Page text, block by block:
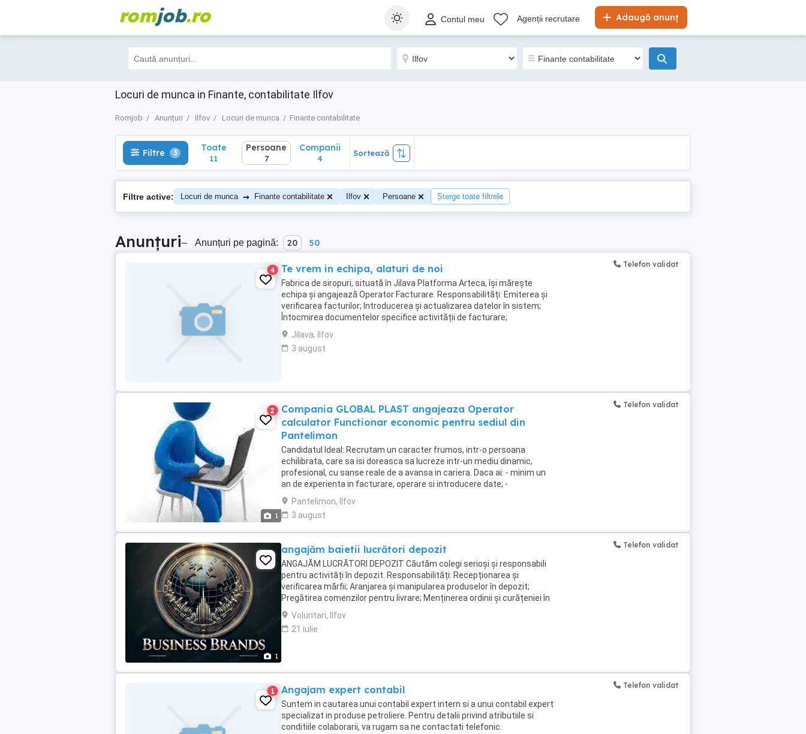
romjob.ro Adaugă anunț
Contul meu Agenții recrutare
Locuri de munca in Finante, contabilitate Ilfov
Romjob Anunțuri Ilfov Locuri de munca Finante contabilitate
Filtre 3 Toate
11
Filtre 3 Toate
11
Persoane
7
Companii
4
Sortează
Filtre active: Locuri de munca → Finante contabilitate Ilfov Persoane Șterge toate filtrele
Anunțuri– Anunțuri pe pagină: 20 50
4 Te vrem in echipa, alaturi de noi
Fabrica de siropuri, situată în Jilava Platforma Arteca, își mărește
echipa și angajează Operator Facturare. Responsabilități: Emiterea și
verificarea facturilor; Introducerea și actualizarea datelor în sistem;
Întocmirea documentelor specifice activității de facturare;
Colaborarea cu departamentele ...
Jilava, Ilfov
3 august
Telefon validat
1
2
Compania GLOBAL PLAST angajeaza Operator
calculator Functionar economic pentru sediul din
Pantelimon
Candidatul Ideal: Recrutam un caracter frumos, intr-o persoana
echilibrata, care sa isi doreasca sa lucreze intr-un mediu dinamic,
profesional, cu sanse reale de a avansa in cariera. Daca ai: - minim un
an de experienta in facturare, operare si introducere date; -
capacitatea de a duce la bun sfarsit ...
Pantelimon, Ilfov
3 august
Telefon validat
1
angajăm baietii lucrători depozit
ANGAJĂM LUCRĂTORI DEPOZIT Căutăm colegi serioși și responsabili
pentru activități în depozit. Responsabilități: Recepționarea și
verificarea mărfii; Aranjarea și manipularea produselor în depozit;
Pregătirea comenzilor pentru livrare; Menținerea ordinii și curățeniei în
spațiul de lucru. Cerințe: Seriozitate ...
Voluntari, Ilfov
21 iulie
Telefon validat
1 Angajam expert contabil
Suntem in cautarea unui contabil expert intern si a unui contabil expert
specializat in produse petroliere. Pentru detalii privind atributiile si
conditiile colaborarii, va rugam sa ne contactati telefonic.
Telefon validat